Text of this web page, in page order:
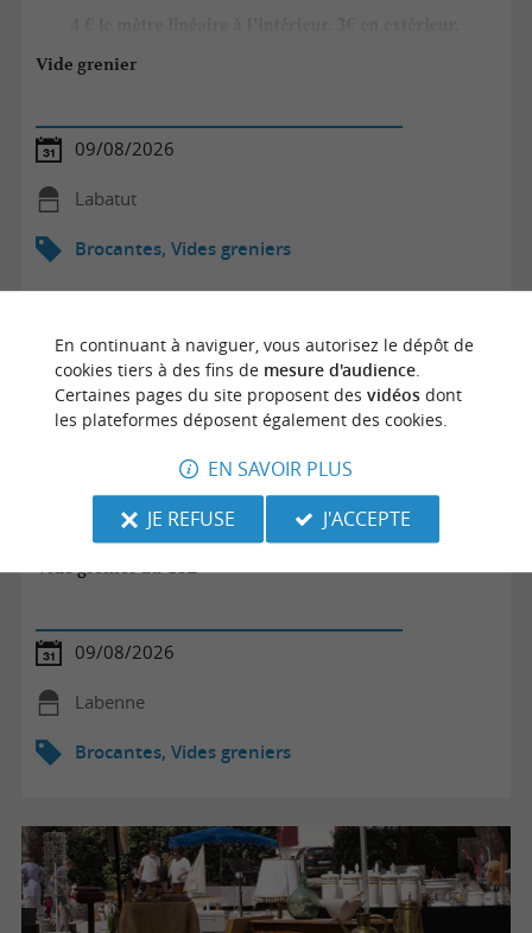
Vide grenier
09/08/2026
Labatut
Brocantes, Vides greniers
Vide grenier du CSL
09/08/2026
Labenne
Brocantes, Vides greniers
En continuant à naviguer, vous autorisez le dépôt de
cookies tiers à des fins de mesure d'audience.
Certaines pages du site proposent des vidéosdont
les plateformes déposent également des cookies.
EN SAVOIR PLUS
JE REFUSE
J'ACCEPTE